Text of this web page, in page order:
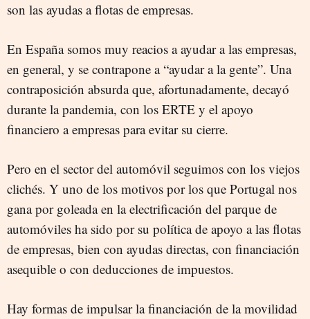
son las ayudas a flotas de empresas.
En España somos muy reacios a ayudar a las empresas,
en general, y se contrapone a “ayudar a la gente”. Una
contraposición absurda que, afortunadamente, decayó
durante la pandemia, con los ERTE y el apoyo
financiero a empresas para evitar su cierre.
Pero en el sector del automóvil seguimos con los viejos
clichés. Y uno de los motivos por los que Portugal nos
gana por goleada en la electrificación del parque de
automóviles ha sido por su política de apoyo a las flotas
de empresas, bien con ayudas directas, con financiación
asequible o con deducciones de impuestos.
Hay formas de impulsar la financiación de la movilidad